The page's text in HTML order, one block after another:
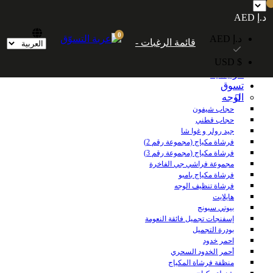
درهمًا إماراتيًا. شحن مجاني عالميًا للطلبات التي تزيد قيمتها عن 600 درهم إماراتي.
تسوق
الوجه
حجاب شيفون
حجاب قطني
جيد رولر و غوا شا
فرشاة مكياج (مجموعة رقم 2)
فرشاة مكياج (مجموعة رقم 3)
مجموعة فراشي جي الفاخرة
فرشاة مكياج بامبو
فرشاة تنظيف الوجه
هايلايت
بيوتي سبونج
إسفنجات تجميل فائقة النعومة
بودرة التجميل
احمر خدود
أحمر الخدود السحري
منظفة فرشاة المكياج
د.إ AED
د.إ AED
$ USD
قائمة الرغبات -
0